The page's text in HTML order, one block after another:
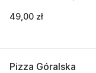
49,00 zł
Pizza Góralska